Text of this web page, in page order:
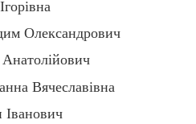
Олександрович
Вячеславівна